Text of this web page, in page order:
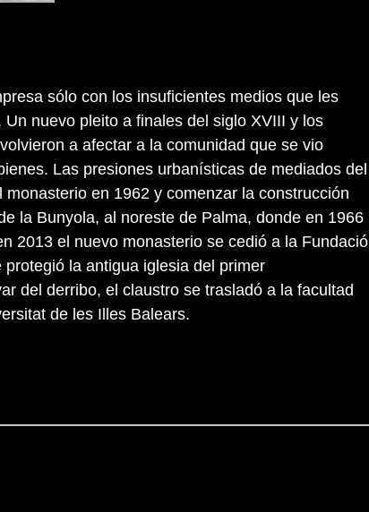
sólo con los insuficientes medios que les
nuevo pleito a finales del siglo XVIII y los
a afectar a la comunidad que se vio
Las presiones urbanísticas de mediados del
en 1962 y comenzar la construcción
la Bunyola, al noreste de Palma, donde en 1966
2013 el nuevo monasterio se cedió a la Fundació
la antigua iglesia del primer
del derribo, el claustro se trasladó a la facultad
de les Illes Balears.